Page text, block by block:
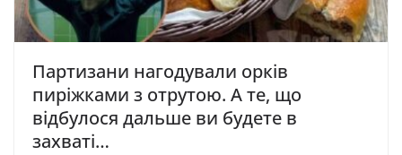
Партизани нагодували орків
пиріжками з отрутою. А те, що
відбулося дальше ви будете в
захваті…